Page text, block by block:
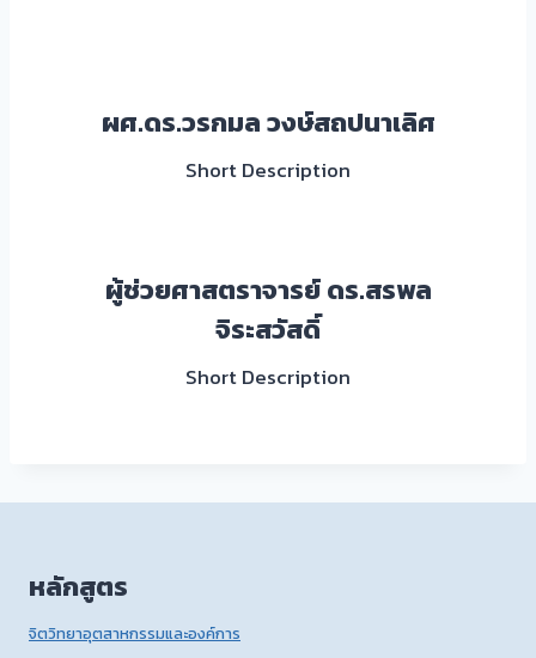
ผศ.ดร.วรกมล วงษ์สถปนาเลิศ
Short Description
ผู้ช่วยศาสตราจารย์ ดร.สรพล
จิระสวัสดิ์
Short Description
หลักสูตร
จิตวิทยาอุตสาหกรรมและองค์การ